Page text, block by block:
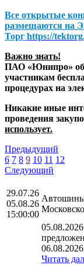
Все открытые
размещаются на
Торг https://
Важно знать!
ПАО «Юнипро»
участникам
процедурах на
Никакие иные
проведения
использует.
Предыдущий
6 7 8 9 10 11 12
Следующий
29.07.26
05.08.26
15:00:00
Автошины
Читать